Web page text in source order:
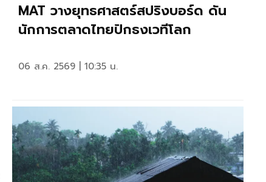
MAT วางยุทธศาสตร์สปริงบอร์ด ดัน
นักการตลาดไทยปักธงเวทีโลก
06 ส.ค. 2569 | 10:35 น.